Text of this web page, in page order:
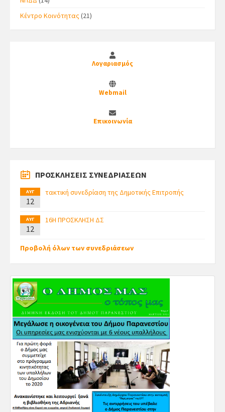
Κέντρο Κοινότητας(21)
Λογαριασμός
Webmail
Επικοινωνία
ΠΡΟΣΚΛΗΣΕΙΣ ΣΥΝΕΔΡΙΑΣΕΩΝ
ΑΥΓ
12
τακτική συνεδρίαση της Δημοτικής Επιτροπής
ΑΥΓ
12
16Η ΠΡΟΣΚΛΗΣΗ ΔΣ
Προβολή όλων των συνεδριάσεων